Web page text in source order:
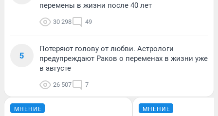
перемены в жизни после 40 лет
30 298 49
5
Потеряют голову от любви. Астрологи
предупреждают Раков о переменах в жизни уже
в августе
26 507 7
МНЕНИЕ МНЕНИЕ